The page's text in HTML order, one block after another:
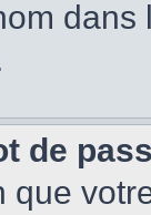
de
que